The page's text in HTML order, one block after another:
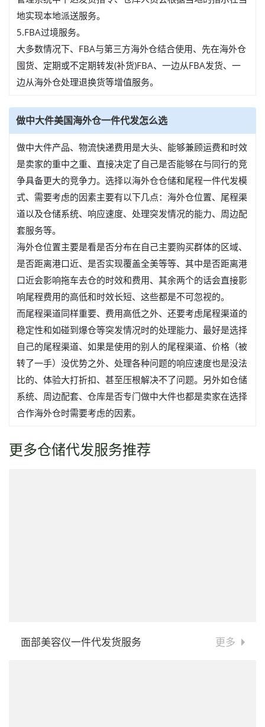
地实现本地派送服务。
5.FBA过境服务。
大多数情况下、FBA与第三方海外仓结合使用、先在海外仓
囤货、定期或不定期转发(补货)FBA、一边从FBA发货、一
边从海外仓处理退换货等增值服务。
做中大件美国海外仓一件代发怎么选
做中大件产品、物流快递费用是大头、能够兼顾运费和时效
是卖家的重中之重、直接决定了自己是否能够在与同行的竞
争具备更大的竞争力。选择以海外仓仓储和尾程一件代发模
式、需要考虑的因素主要有以下几点：海外仓位置、尾程渠
道以及仓储系统、响应速度、处理突发情况的能力、周边配
套服务等。
海外仓位置主要是看是否分布在自己主要购买群体的区域、
是否距离港口近、是否实现覆盖全美等等、其中是否距离港
口近会影响拖车去仓的时效和费用、其余两个的话会直接影
响尾程费用的高低和时效长短、这些都是不可忽视的。
而尾程渠道同样重要、费用高低之外、还要考虑尾程渠道的
稳定性和如碰到爆仓等突发情况时的处理能力、最好是选择
自己的尾程渠道、如果是使用的别人的尾程渠道、价格（被
转了一手）没优势之外、处理各种问题的响应速度也是没法
比的、体验大打折扣、甚至压根解决不了问题。另外如仓储
系统、周边配套、仓库是否专门做中大件也都是卖家在选择
合作海外仓时需要考虑的因素。
更多仓储代发服务推荐
面部美容仪一件代发货服务 更多